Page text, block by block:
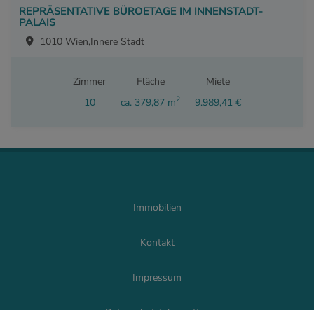
REPRÄSENTATIVE BÜROETAGE IM INNENSTADT-
PALAIS
1010 Wien,Innere Stadt
Zimmer
10
Fläche
ca. 379,87 m2
Miete
9.989,41 €
Immobilien
Kontakt
Impressum